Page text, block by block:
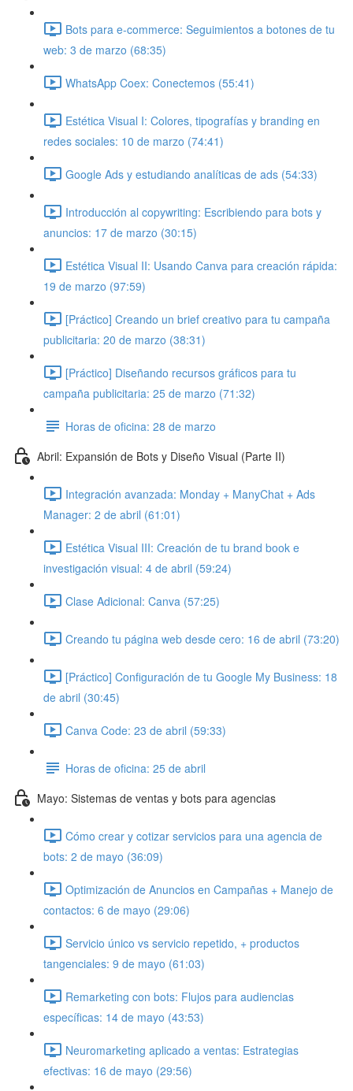
Bots para e-commerce: Seguimientos a botones de tu
web: 3 de marzo (68:35)
WhatsApp Coex: Conectemos (55:41)
Estética Visual I: Colores, tipografías y branding en
redes sociales: 10 de marzo (74:41)
Google Ads y estudiando analíticas de ads (54:33)
Introducción al copywriting: Escribiendo para bots y
anuncios: 17 de marzo (30:15)
Estética Visual II: Usando Canva para creación rápida:
19 de marzo (97:59)
[Práctico] Creando un brief creativo para tu campaña
publicitaria: 20 de marzo (38:31)
[Práctico] Diseñando recursos gráficos para tu
campaña publicitaria: 25 de marzo (71:32)
Horas de oficina: 28 de marzo
Abril: Expansión de Bots y Diseño Visual (Parte II)
Integración avanzada: Monday + ManyChat + Ads
Manager: 2 de abril (61:01)
Estética Visual III: Creación de tu brand book e
investigación visual: 4 de abril (59:24)
Clase Adicional: Canva (57:25)
Creando tu página web desde cero: 16 de abril (73:20)
[Práctico] Configuración de tu Google My Business: 18
de abril (30:45)
Canva Code: 23 de abril (59:33)
Horas de oficina: 25 de abril
Mayo: Sistemas de ventas y bots para agencias
Cómo crear y cotizar servicios para una agencia de
bots: 2 de mayo (36:09)
Optimización de Anuncios en Campañas + Manejo de
contactos: 6 de mayo (29:06)
Servicio único vs servicio repetido, + productos
tangenciales: 9 de mayo (61:03)
Remarketing con bots: Flujos para audiencias
específicas: 14 de mayo (43:53)
Neuromarketing aplicado a ventas: Estrategias
efectivas: 16 de mayo (29:56)